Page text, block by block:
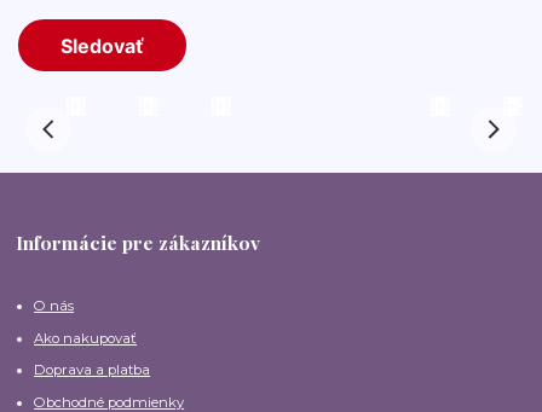
Informácie pre zákazníkov
O nás
Ako nakupovať
Doprava a platba
Obchodné podmienky